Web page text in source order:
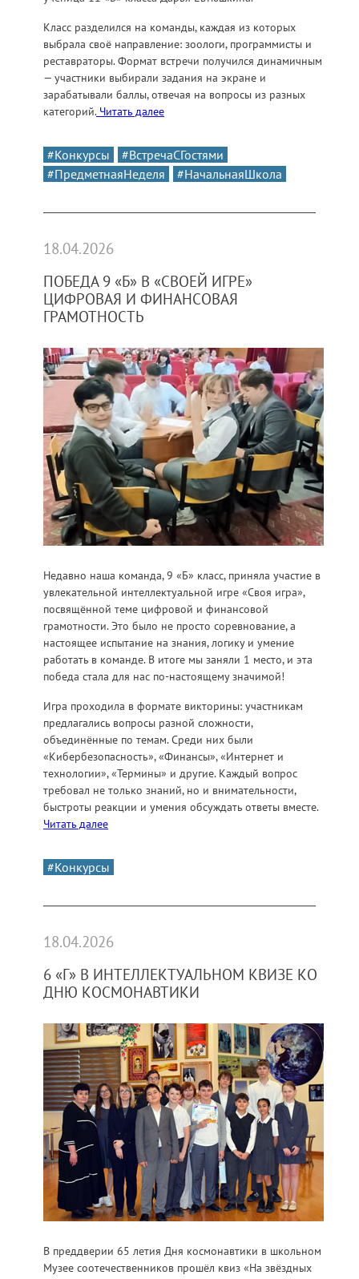
Класс разделился на команды, каждая из которых
выбрала своё направление: зоологи, программисты и
реставраторы. Формат встречи получился динамичным
— участники выбирали задания на экране и
зарабатывали баллы, отвечая на вопросы из разных
категорий.Читать далее
#Конкурсы
#ВстречаСГостями
#ПредметнаяНеделя
#НачальнаяШкола
ПОБЕДА 9 «Б» В «СВОЕЙ ИГРЕ»
ЦИФРОВАЯ И ФИНАНСОВАЯ
ГРАМОТНОСТЬ
18.04.2026
Недавно наша команда, 9 «Б» класс, приняла участие в
увлекательной интеллектуальной игре «Своя игра»,
посвящённой теме цифровой и финансовой
грамотности. Это было не просто соревнование, а
настоящее испытание на знания, логику и умение
работать в команде. В итоге мы заняли 1 место, и эта
победа стала для нас по-настоящему значимой!
Игра проходила в формате викторины: участникам
предлагались вопросы разной сложности,
объединённые по темам. Среди них были
«Кибербезопасность», «Финансы», «Интернет и
технологии», «Термины» и другие. Каждый вопрос
требовал не только знаний, но и внимательности,
быстроты реакции и умения обсуждать ответы вместе.
Читать далее
#Конкурсы
6 «Г» В ИНТЕЛЛЕКТУАЛЬНОМ КВИЗЕ КО
ДНЮ КОСМОНАВТИКИ
18.04.2026
В преддверии 65 летия Дня космонавтики в школьном
Музее соотечественников прошёл квиз «На звёздных